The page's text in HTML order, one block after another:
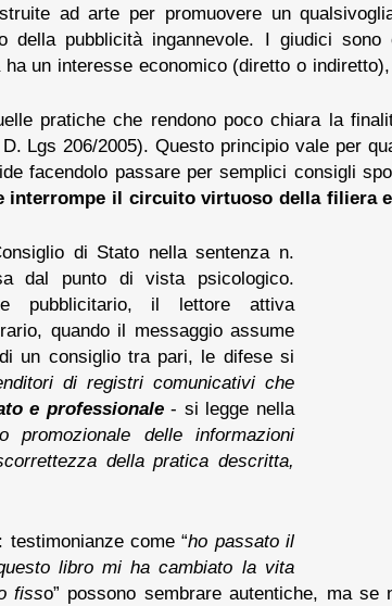
ad arte per promuovere un
della pubblicità ingannevole. I giudici
un interesse economico (diretto o
pratiche che rendono poco chiara la
Lgs 206/2005). Questo principio vale per
facendolo passare per semplici consigli
interrompe il circuito virtuoso della filiera
di Stato nella sentenza n.
dal punto di vista psicologico.
pubblicitario, il lettore attiva
quando il messaggio assume
un consiglio tra pari, le difese si
di registri comunicativi che
e professionale - si legge nella
promozionale delle informazioni
della pratica descritta,
come “ho passato il
libro mi ha cambiato la vita
fisso” possono sembrare autentiche, ma